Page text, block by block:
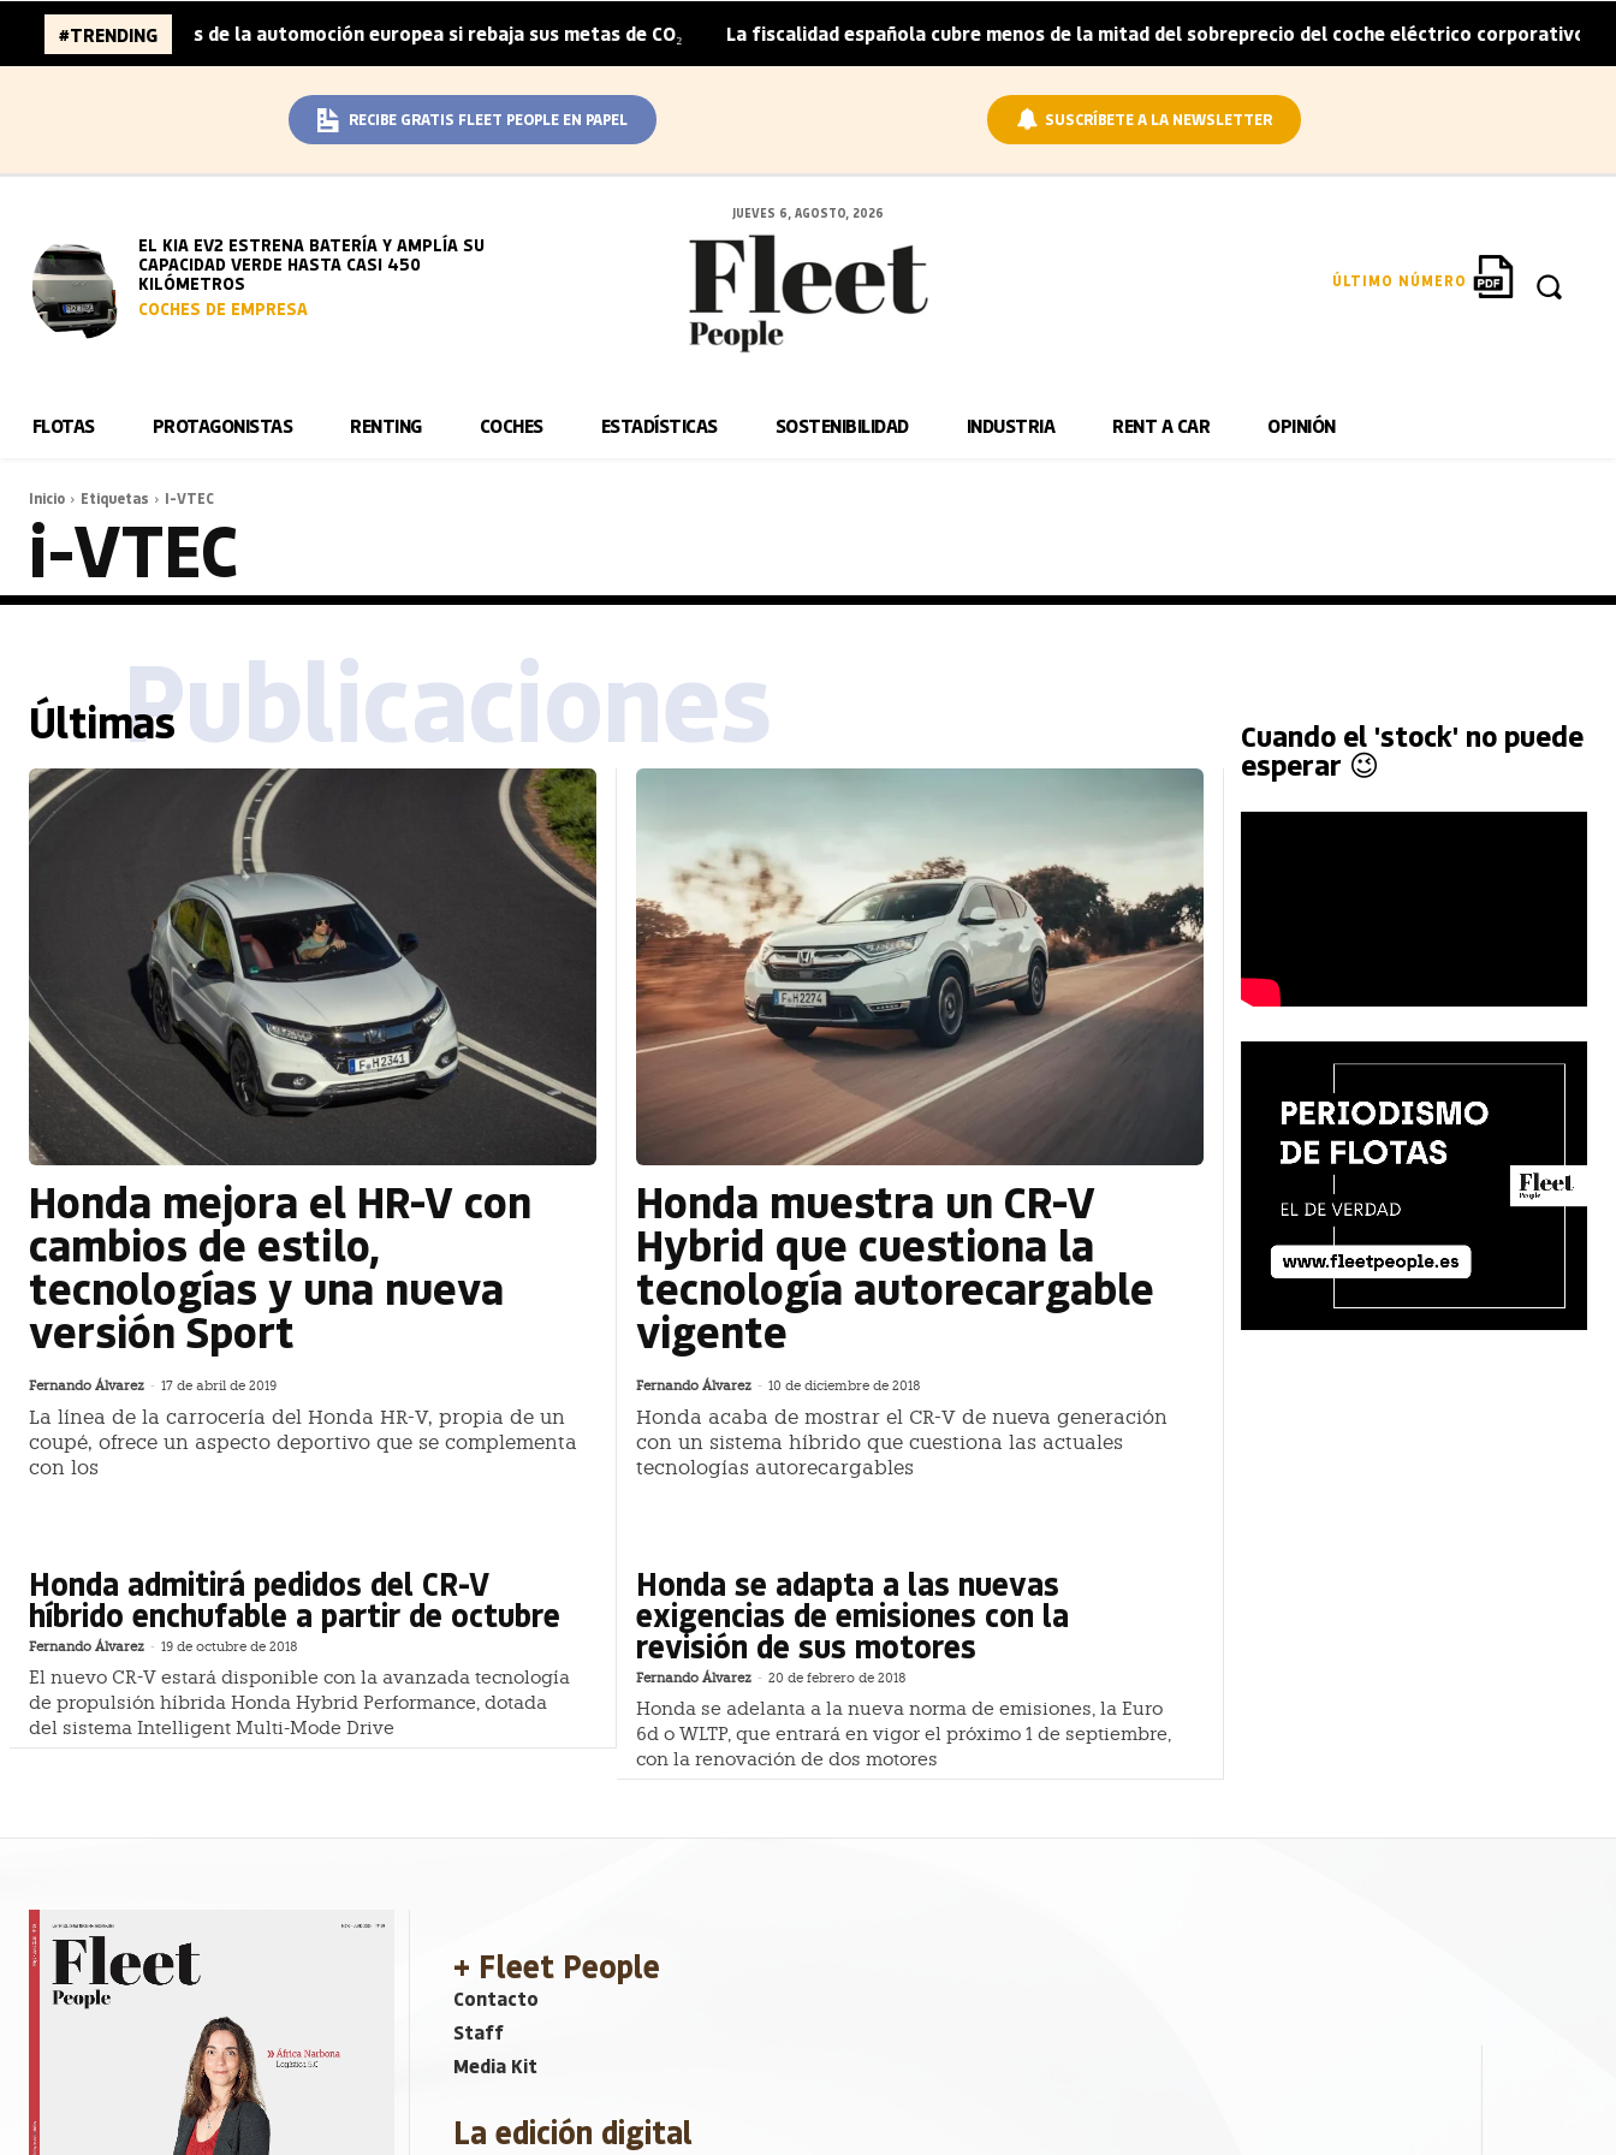
#TRENDING
96.000 millones de la automoción europea si rebaja sus metas de CO₂ | La fiscalidad española cubre menos de la mitad del sobreprecio del coche eléctrico corporativo |
RECIBE GRATIS FLEET PEOPLE EN PAPEL SUSCRÍBETE A LA NEWSLETTER
EL KIA EV2 ESTRENA BATERÍA Y AMPLÍA SU
CAPACIDAD VERDE HASTA CASI 450
KILÓMETROS
COCHES DE EMPRESA
JUEVES 6, AGOSTO, 2026
ÚLTIMO NÚMERO
FLOTAS PROTAGONISTAS RENTING COCHES ESTADÍSTICAS SOSTENIBILIDAD INDUSTRIA RENT A CAR OPINIÓN
Inicio Etiquetas I-VTEC
i-VTEC
ÚltimasPublicaciones
Honda mejora el HR-V con
cambios de estilo,
tecnologías y una nueva
versión Sport
Fernando Álvarez - 17 de abril de 2019
La línea de la carrocería del Honda HR-V, propia de un
coupé, ofrece un aspecto deportivo que se complementa
con los
Honda muestra un CR-V
Hybrid que cuestiona la
tecnología autorecargable
vigente
Fernando Álvarez - 10 de diciembre de 2018
Honda acaba de mostrar el CR-V de nueva generación
con un sistema híbrido que cuestiona las actuales
tecnologías autorecargables
Honda admitirá pedidos del CR-V
híbrido enchufable a partir de octubre
Fernando Álvarez - 19 de octubre de 2018
El nuevo CR-V estará disponible con la avanzada tecnología
de propulsión híbrida Honda Hybrid Performance, dotada
del sistema Intelligent Multi-Mode Drive
Honda se adapta a las nuevas
exigencias de emisiones con la
revisión de sus motores
Fernando Álvarez - 20 de febrero de 2018
Honda se adelanta a la nueva norma de emisiones, la Euro
6d o WLTP, que entrará en vigor el próximo 1 de septiembre,
con la renovación de dos motores
Cuando el 'stock' no puede
esperar 😉
+ Fleet People
Contacto
Staff
Media Kit
La edición digital